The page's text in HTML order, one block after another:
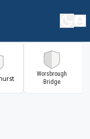
Worsbrough
Bridge